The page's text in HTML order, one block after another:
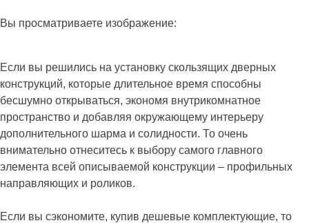
Вы просматриваете изображение:
Если вы решились на установку скользящих дверных
конструкций, которые длительное время способны
бесшумно открываться, экономя внутрикомнатное
пространство и добавляя окружающему интерьеру
дополнительного шарма и солидности. То очень
внимательно отнеситесь к выбору самого главного
элемента всей описываемой конструкции – профильных
направляющих и роликов.
Если вы сэкономите, купив дешевые комплектующие, то